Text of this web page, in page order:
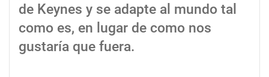
de Keynes y se adapte al mundo tal
como es, en lugar de como nos
gustaría que fuera.